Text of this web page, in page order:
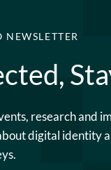
research and
digital identity